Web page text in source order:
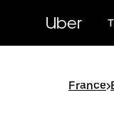
principal
Uber
France>